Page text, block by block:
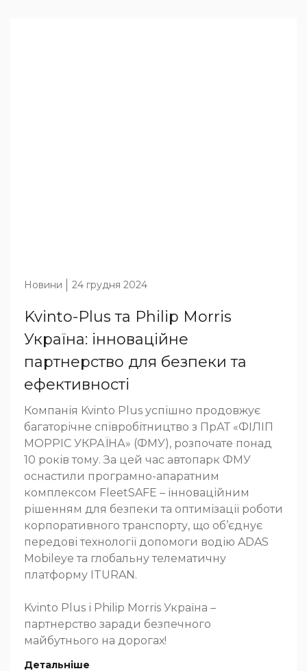
Новини 24 грудня 2024
Kvinto-Plus та Philip Morris
Україна: інноваційне
партнерство для безпеки та
ефективності
Компанія Kvinto Plus успішно продовжує
багаторічне співробітництво з ПрАТ «ФІЛІП
МОРРІС УКРАЇНА» (ФМУ), розпочате понад
10 років тому. За цей час автопарк ФМУ
оснастили програмно-апаратним
комплексом FleetSAFE – інноваційним
рішенням для безпеки та оптимізації роботи
корпоративного транспорту, що об’єднує
передові технології допомоги водію ADAS
Mobileye та глобальну телематичну
платформу ITURAN.
Kvinto Plus і Philip Morris Україна –
партнерство заради безпечного
майбутнього на дорогах!
Детальніше